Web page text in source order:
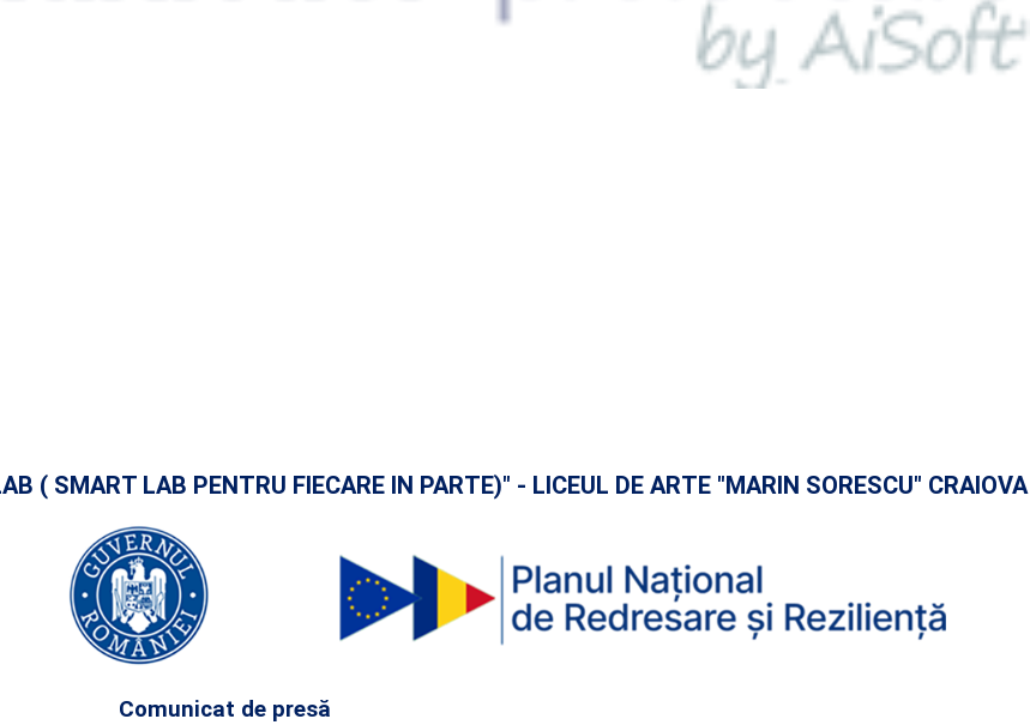
SMART LAB PENTRU FIECARE IN PARTE)" - LICEUL DE ARTE "MARIN SORESCU" CRAIOVA
Comunicat de presă